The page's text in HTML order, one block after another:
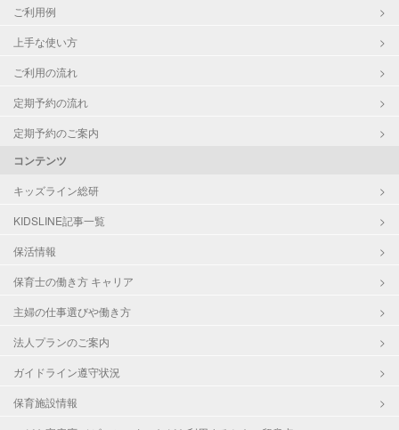
ご利用例
上手な使い方
ご利用の流れ
定期予約の流れ
定期予約のご案内
コンテンツ
キッズライン総研
KIDSLINE記事一覧
保活情報
保育士の働き方 キャリア
主婦の仕事選びや働き方
法人プランのご案内
ガイドライン遵守状況
保育施設情報